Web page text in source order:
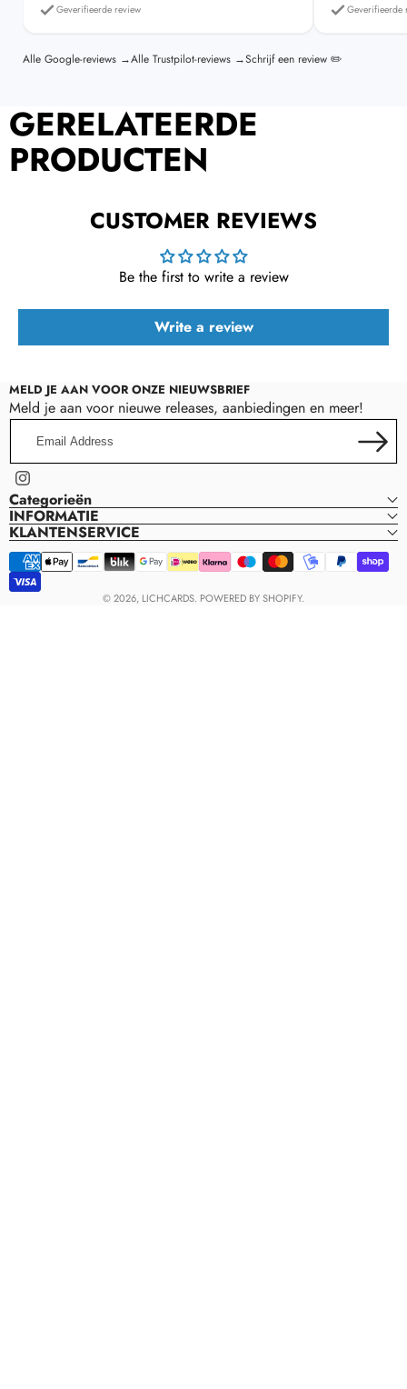
Geverifieerde review Geverifieerde
Alle Google-reviews →Alle Trustpilot-reviews →Schrijf een review ✏️
GERELATEERDE
PRODUCTEN
CUSTOMER REVIEWS
Be the first to write a review
Write a review
MELD JE AAN VOOR ONZE NIEUWSBRIEF
Meld je aan voor nieuwe releases, aanbiedingen en meer!
Address
Instagram
Categorieën
INFORMATIE
KLANTENSERVICE
Payment
© 2026, LICHCARDS. POWERED BY SHOPIFY.